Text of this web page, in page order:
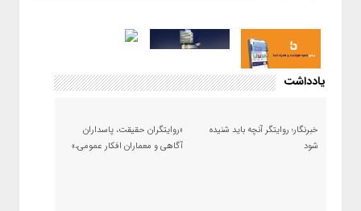
یادداشت
خبرنگار؛ روایتگر آنچه باید شنیده
شود
«روایتگران حقیقت، پاسداران
آگاهی و معماران افکار عمومی،»